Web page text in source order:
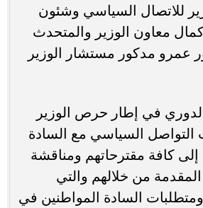
للاتصال السياسي وشئون
معاون الوزير والمتحدث
عمرو مدكور مستشار الوزير
الدوري في إطار حرص الوزير
التواصل السياسي مع السادة
إلى كافة مقترحاتهم ومناقشة
من خلالهم والتي
السادة المواطنين في